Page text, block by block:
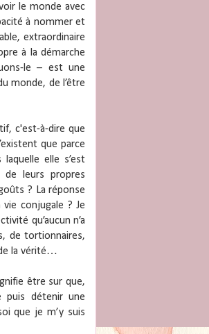
le monde avec
à nommer et
extraordinaire
à la démarche
le – est une
monde, de l’être
c'est-à-dire que
que parce
elle s’est
de leurs propres
? La réponse
conjugale ? Je
qu’aucun n’a
de tortionnaires,
la vérité…
être sur que,
puis détenir une
que je m’y suis